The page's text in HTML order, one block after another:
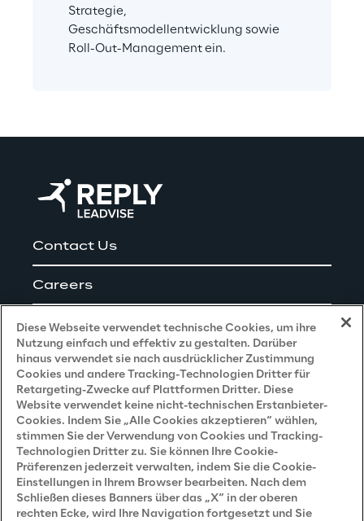
Strategie,
Geschäftsmodellentwicklung sowie
Roll-Out-Management ein.
Contact Us
Careers
Impressum
Privacy and Legal
Datenschutz- und Cookie Richtlinie
Datenschutzhinweis(Bewerber)
Datenschutzhinweis (Kunden)
Datenschutzhinweis(Dienstleister)
Diese Webseite verwendet technische Cookies, um ihre
Nutzung einfach und effektiv zu gestalten. Darüber
hinaus verwendet sie nach ausdrücklicher Zustimmung
Cookies und andere Tracking-Technologien Dritter für
Retargeting-Zwecke auf Plattformen Dritter. Diese
Website verwendet keine nicht-technischen Erstanbieter-
Cookies. Indem Sie „Alle Cookies akzeptieren“ wählen,
stimmen Sie der Verwendung von Cookies und Tracking-
Technologien Dritter zu. Sie können Ihre Cookie-
Präferenzen jederzeit verwalten, indem Sie die Cookie-
Einstellungen in Ihrem Browser bearbeiten. Nach dem
Schließen dieses Banners über das „X“ in der oberen
rechten Ecke, wird Ihre Navigation fortgesetzt und Sie